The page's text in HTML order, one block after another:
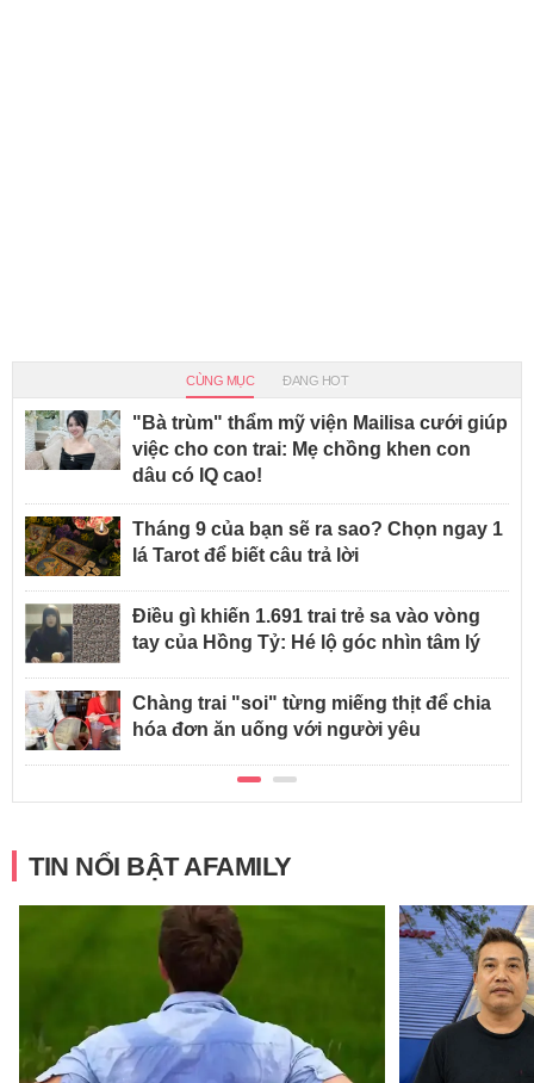
CÙNG MỤC ĐANG HOT
"Bà trùm" thẩm mỹ viện Mailisa cưới giúp
việc cho con trai: Mẹ chồng khen con
dâu có IQ cao!
Tháng 9 của bạn sẽ ra sao? Chọn ngay 1
lá Tarot để biết câu trả lời
Điều gì khiến 1.691 trai trẻ sa vào vòng
tay của Hồng Tỷ: Hé lộ góc nhìn tâm lý
Chàng trai "soi" từng miếng thịt để chia
hóa đơn ăn uống với người yêu
TIN NỔI BẬT AFAMILY